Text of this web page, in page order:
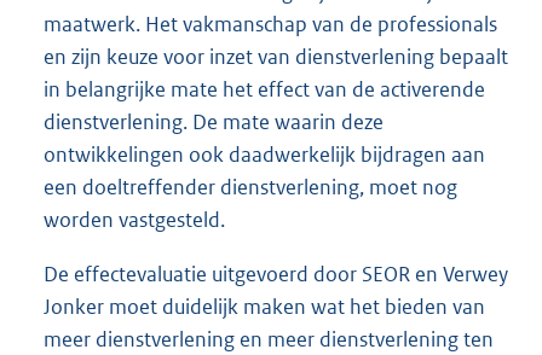
maatwerk. Het vakmanschap van de professionals
en zijn keuze voor inzet van dienstverlening bepaalt
in belangrijke mate het effect van de activerende
dienstverlening. De mate waarin deze
ontwikkelingen ook daadwerkelijk bijdragen aan
een doeltreffender dienstverlening, moet nog
worden vastgesteld.
De effectevaluatie uitgevoerd door SEOR en Verwey
Jonker moet duidelijk maken wat het bieden van
meer dienstverlening en meer dienstverlening ten